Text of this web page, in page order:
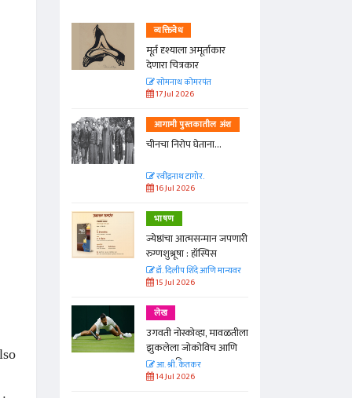
अंश
जपणारी
आणि
व्यक्तिवेध
मूर्त दृश्याला अमूर्ताकार
देणारा चित्रकार
सोमनाथ कोमरपंत
17 Jul 2026
आगामी पुस्तकातील अंश
चीनचा निरोप घेताना...
रवींद्रनाथ टागोर.
16 Jul 2026
भाषण
ज्येष्ठांचा आत्मसन्मान जपणारी
रुग्णशुश्रूषा : हॉस्पिस
डॉ. दिलीप शिंदे आणि मान्यवर
15 Jul 2026
लेख
उगवती नोस्कोव्हा, मावळतीला
झुकलेला जोकोविच आणि
दरम्यान विम्बल्डन
आ. श्री. केतकर
14 Jul 2026